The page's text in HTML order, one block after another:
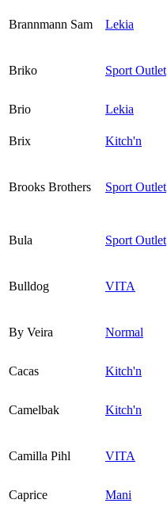
Brannmann Sam Lekia
Briko Sport Outlet
Brio
Lekia
Brix
Kitch'n
Brooks Brothers Sport Outlet
Bula Sport Outlet
Bulldog VITA
By Veira Normal
Cacas
Kitch'n
Camelbak Kitch'n
Camilla Pihl VITA
Caprice
Mani